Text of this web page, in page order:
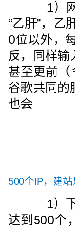
1）网
“乙肝”，乙
0位以外，
反，同样输
甚至更前
谷歌共同的
也会
500个IP，建站
1）下
达到500个